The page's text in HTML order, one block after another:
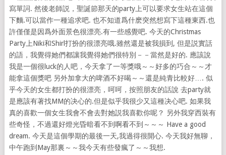
寫單詞. 然後老師説，聖誕節那天的party上可以要求女生站在這個
下麵.可以當作一種追求吧. 也不知道爲什麽突然想寫下這種東西.也
許僅僅是因爲外面景色很漂亮.有一些感覺吧. 今天的Christmas
Party上Niki和Shirl打扮的很漂亮哦.雖然還是被我損到, 但是説實話
的語，我覺得她們都讓我覺得她們很特別－－當然是好的. 應該說
我是一個很luck的人吧，今天拿了一等獎哦～～好多的巧合～～才
能拿這個獎吧 另外加拿大的啤酒不好喝～～還是純青比較好…. 似
乎今天的女生都打扮的很漂亮，呵呵，按照朋友的話說 去party就
是應該有著找MM的决心的.但是似乎我很少又這種决心吧. 如果我
真的喜歡一個女生我會不會去對她説我喜歡你呢？ 另外我穿西裝有
些奇怪，不過還好燈光昏暗看不到啊看不到～～～ Have a good
dream. 今天是這個學期的最後一天,我過得很開心. 今天我好無聊，
中午跑到May那裏～～我今天有些發瘋了～～我想.